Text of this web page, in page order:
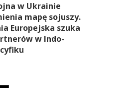
w Ukrainie
mapę sojuszy.
Europejska szuka
w Indo-